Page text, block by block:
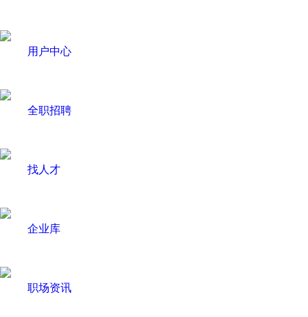
用户中心
全职招聘
找人才
企业库
职场资讯